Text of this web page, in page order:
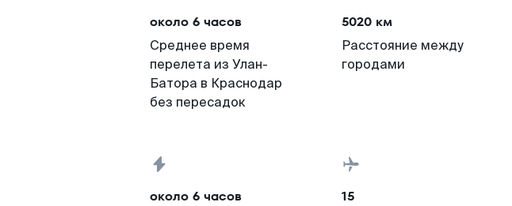
около 6 часов
Среднее время
перелета из Улан-
Батора в Краснодар
без пересадок
5020 км
Расстояние между
городами
около 6 часов 15